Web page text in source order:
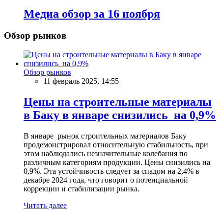
Meдиа обзор за 16 ноября
Обзор рынков
Обзор рынков
11 февраль 2025, 14:55
Цены на строительные материалы
в Баку в январе снизились на 0,9%
В январе рынок строительных материалов Баку
продемонстрировал относительную стабильность, при
этом наблюдались незначительные колебания по
различным категориям продукции. Цены снизились на
0,9%. Эта устойчивость следует за спадом на 2,4% в
декабре 2024 года, что говорит о потенциальной
коррекции и стабилизации рынка.
Читать далее